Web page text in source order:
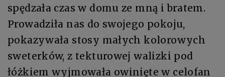
spędzała czas w domu ze mną i bratem.
Prowadziła nas do swojego pokoju,
pokazywała stosy małych kolorowych
sweterków, z tekturowej walizki pod
łóżkiem wyjmowała owinięte w celofan